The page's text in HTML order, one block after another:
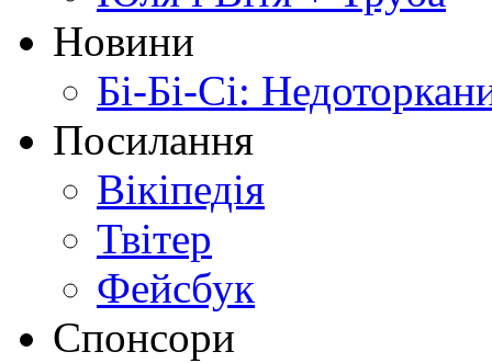
Новини
Бі-Бі-Сі:
Посилання
Вікіпедія
Твітер
Фейсбук
Спонсори